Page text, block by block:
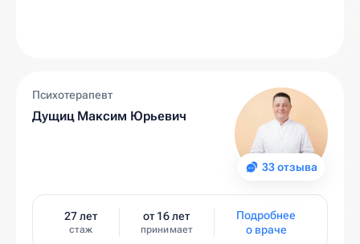
33 отзыва
Психотерапевт
Дущиц Максим Юрьевич
27 лет
стаж
от 16 лет
принимает
Подробнее
о враче